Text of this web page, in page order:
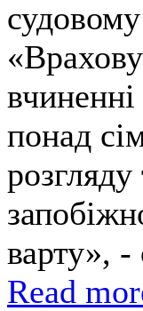
судовому
понад
варту»,
Read